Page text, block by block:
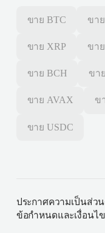
ขาย BTC ขาย
ขาย XRP ขาย
ขาย BCH ขาย
ขาย AVAX ข
ขาย USDC
ประกาศความเป็นส่ว
ข้อกำหนดและเงื่อนไข